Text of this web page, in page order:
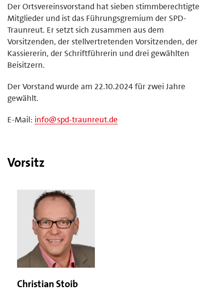
Der Ortsvereinsvorstand hat sieben stimmberechtigte
Mitglieder und ist das Führungsgremium der SPD-
Traunreut. Er setzt sich zusammen aus dem
Vorsitzenden, der stellvertretenden Vorsitzenden, der
Kassiererin, der Schriftführerin und drei gewählten
Beisitzern.
Der Vorstand wurde am 22.10.2024 für zwei Jahre
gewählt.
E-Mail: info@spd-traunreut.de
Vorsitz
Christian Stoib